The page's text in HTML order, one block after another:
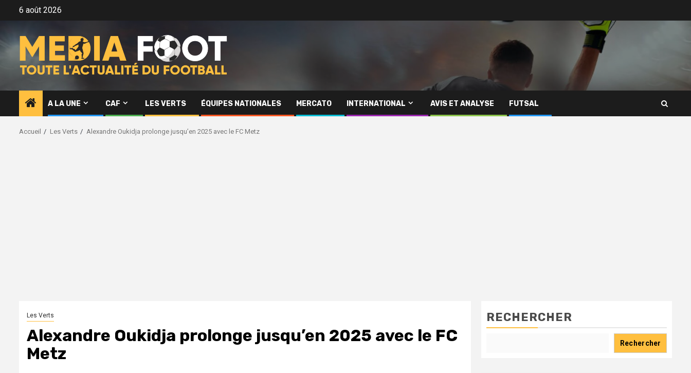
6 août 2026
A LA UNE CAF LES VERTS ÉQUIPES NATIONALES MERCATO INTERNATIONAL AVIS ET ANALYSE FUTSAL
Accueil Les Verts Alexandre Oukidja prolonge jusqu’en 2025 avec le FC Metz
Les Verts
Alexandre Oukidja prolonge jusqu’en 2025 avec le FC
Metz
RECHERCHER
Rechercher